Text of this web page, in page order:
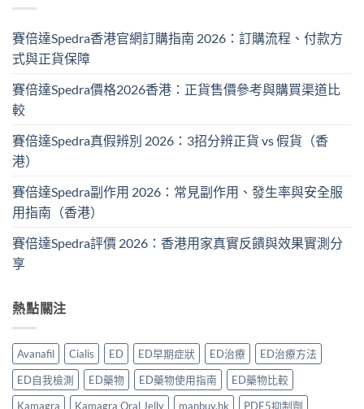
賽倍達Spedra香港官網訂購指南 2026：訂購流程、付款方
式與正貨保障
賽倍達Spedra價格2026香港：正貨售價參考與購買渠道比
較
賽倍達Spedra真假辨別 2026：3招分辨正貨 vs 假貨（香
港）
賽倍達Spedra副作用 2026：常見副作用、發生率與安全服
用指南（香港）
賽倍達Spedra評價 2026：香港用家真實反饋與效果實測分
享
熱點關注
Avanafil Cialis ED ED早期症狀 ED治療
ED治療方法
ED自我檢測
ED藥物 ED藥物使用指南
ED藥物比較
Kamagra
Kamagra Oral Jelly manbuy.hk PDE5抑制劑